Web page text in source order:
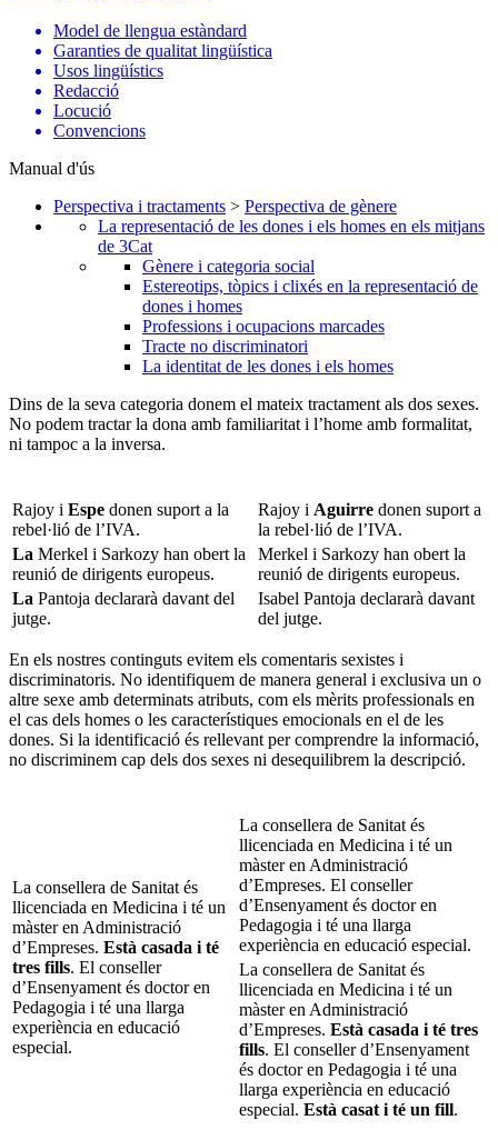
Model de llengua estàndard
Garanties de qualitat lingüística
Usos lingüístics
Redacció
Locució
Convencions
Manual d'ús
Perspectiva i tractaments > Perspectiva de gènere
La representació de les dones i els homes en els mitjans
de 3Cat
Gènere i categoria social
Estereotips, tòpics i clixés en la representació de
dones i homes
Professions i ocupacions marcades
Tracte no discriminatori
La identitat de les dones i els homes
Dins de la seva categoria donem el mateix tractament als dos sexes.
No podem tractar la dona amb familiaritat i l’home amb formalitat,
ni tampoc a la inversa.
Rajoy i Espe donen suport a la
rebel·lió de l’IVA.
Rajoy i Aguirre donen suport a
la rebel·lió de l’IVA.
La Merkel i Sarkozy han obert la
reunió de dirigents europeus.
Merkel i Sarkozy han obert la
reunió de dirigents europeus.
La Pantoja declararà davant del
jutge.
Isabel Pantoja declararà davant
del jutge.
En els nostres continguts evitem els comentaris sexistes i
discriminatoris. No identifiquem de manera general i exclusiva un o
altre sexe amb determinats atributs, com els mèrits professionals en
el cas dels homes o les característiques emocionals en el de les
dones. Si la identificació és rellevant per comprendre la informació,
no discriminem cap dels dos sexes ni desequilibrem la descripció.
La consellera de Sanitat és
llicenciada en Medicina i té un
màster en Administració
d’Empreses. Està casada i té
tres fills. El conseller
d’Ensenyament és doctor en
Pedagogia i té una llarga
experiència en educació
especial.
La consellera de Sanitat és
llicenciada en Medicina i té un
màster en Administració
d’Empreses. El conseller
d’Ensenyament és doctor en
Pedagogia i té una llarga
experiència en educació especial.
La consellera de Sanitat és
llicenciada en Medicina i té un
màster en Administració
d’Empreses. Està casada i té tres
fills. El conseller d’Ensenyament
és doctor en Pedagogia i té una
llarga experiència en educació
especial. Està casat i té un fill.